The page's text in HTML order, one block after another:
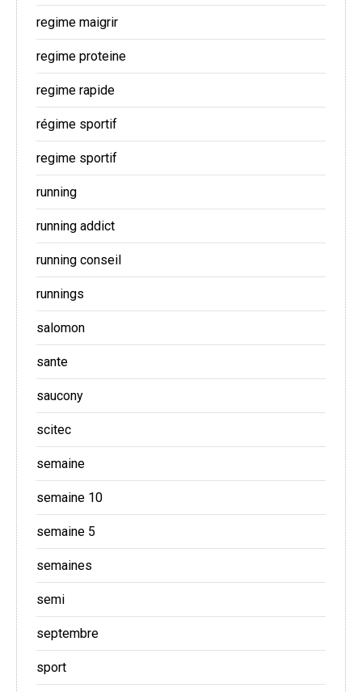
regime maigrir
regime proteine
regime rapide
régime sportif
regime sportif
running
running addict
running conseil
runnings
salomon
sante
saucony
scitec
semaine
semaine 10
semaine 5
semaines
semi
septembre
sport